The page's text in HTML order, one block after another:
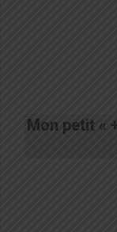
Mon petit «